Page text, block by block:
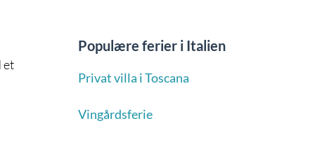
et
Populære ferier i Italien
Privat villa i Toscana
Vingårdsferie